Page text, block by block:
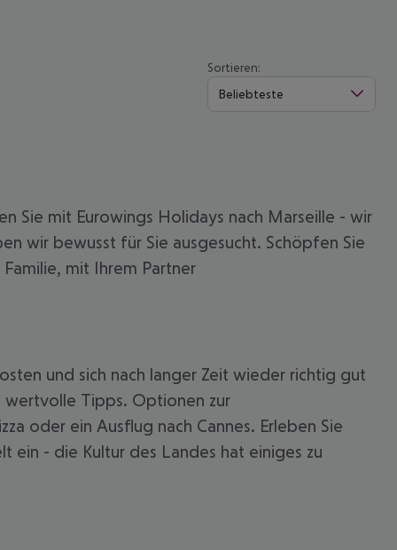
Sortieren:
Beliebteste
Sie mit Eurowings Holidays nach Marseille - wir
wir bewusst für Sie ausgesucht. Schöpfen Sie
mit Ihrem Partner
und sich nach langer Zeit wieder richtig gut
wertvolle Tipps. Optionen zur
oder ein Ausflug nach Cannes. Erleben Sie
ein - die Kultur des Landes hat einiges zu